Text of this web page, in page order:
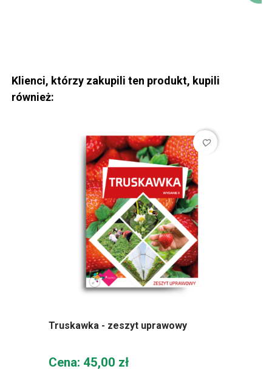
Klienci, którzy zakupili ten produkt, kupili
również:
favorite_border
Truskawka - zeszyt uprawowy
Cena
Cena: 45,00 zł